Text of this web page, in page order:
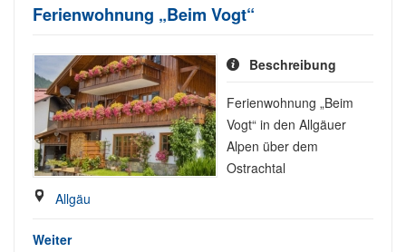
Ferienwohnung „Beim Vogt“
Beschreibung
Ferienwohnung „Beim
Vogt“ in den Allgäuer
Alpen über dem
Ostrachtal
Allgäu
Weiter